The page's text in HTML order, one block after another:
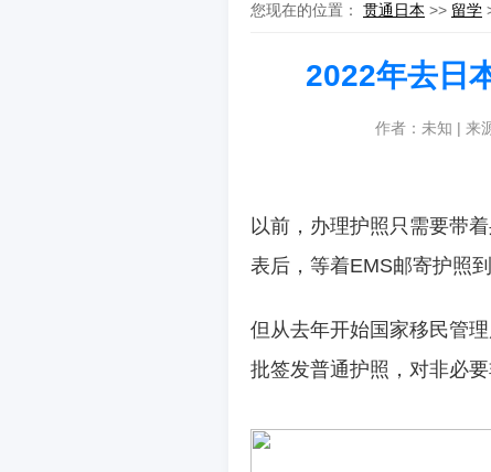
您现在的位置： 贯通日本 >> 留学
2022年去日
作者：未知 | 来
以前，办理护照只需要带
表后，等着EMS邮寄护照到
但从去年开始国家移民管
批签发普通护照， 对非必